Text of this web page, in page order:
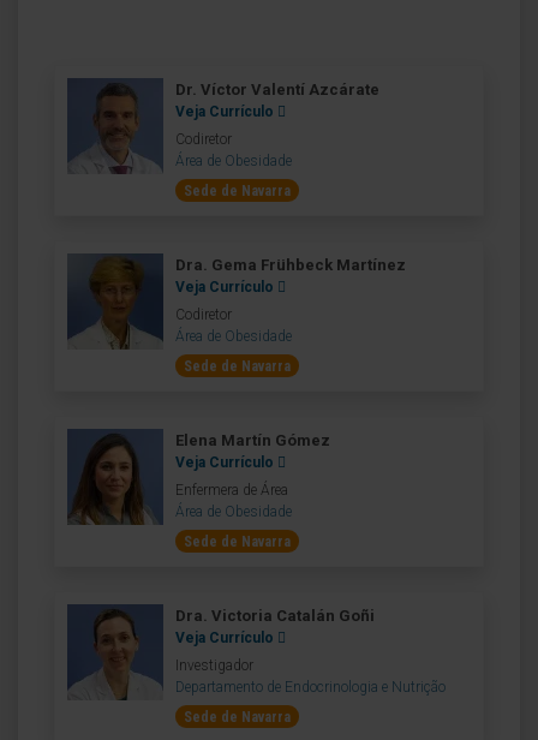
Dr. Víctor Valentí Azcárate
Veja Currículo
Codiretor
Área de Obesidade
Sede de Navarra
Dra. Gema Frühbeck Martínez
Veja Currículo
Codiretor
Área de Obesidade
Sede de Navarra
Elena Martín Gómez
Veja Currículo
Enfermera de Área
Área de Obesidade
Sede de Navarra
Dra. Victoria Catalán Goñi
Veja Currículo
Investigador
Departamento de Endocrinologia e Nutrição
Sede de Navarra